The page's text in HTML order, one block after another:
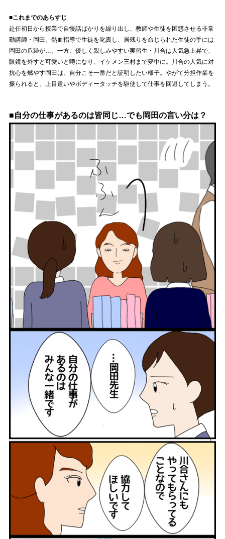
■これまでのあらすじ
赴任初日から授業で自慢話ばかりを繰り出し、教師や生徒を困惑させる非常
勤講師・岡田。熱血指導で生徒を叱責し、居残りを命じられた生徒の手には
岡田の爪跡が…。一方、優しく親しみやすい実習生・川合は人気急上昇で、
眼鏡を外すと可愛いと噂になり、イケメン三村まで夢中に。川合の人気に対
抗心を燃やす岡田は、自分こそ一番だと証明したい様子。やがて分担作業を
振られると、上目遣いやボディータッチを駆使して仕事を回避してしまう。
■自分の仕事があるのは皆同じ…でも岡田の言い分は？